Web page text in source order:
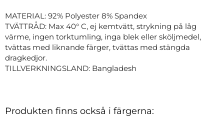
MATERIAL: 92% Polyester 8% Spandex
TVÄTTRÅD: Max 40° C, ej kemtvätt, strykning på låg
värme, ingen torktumling, inga blek eller sköljmedel,
tvättas med liknande färger, tvättas med stängda
dragkedjor.
TILLVERKNINGSLAND: Bangladesh
Produkten finns också i färgerna: